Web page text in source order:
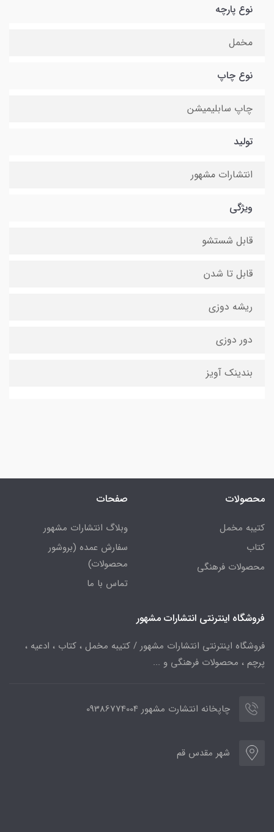
نوع پارچه
مخمل
نوع چاپ
چاپ سابلیمیشن
تولید
انتشارات مشهور
ویژگی
قابل شستشو
قابل تا شدن
ریشه دوزی
دور دوزی
بندینک آویز
محصولات
کتیبه مخمل
کتاب
محصولات فرهنگی
صفحات
وبلاگ انتشارات مشهور
سفارش عمده (بروشور
محصولات)
تماس با ما
فروشگاه اینترنتی انتشارات مشهور
فروشگاه اینترنتی انتشارات مشهور / کتیبه مخمل ، کتاب ، ادعیه ،
پرچم ، محصولات فرهنگی و ...
چاپخانه انتشارت مشهور 09386774004
شهر مقدس قم